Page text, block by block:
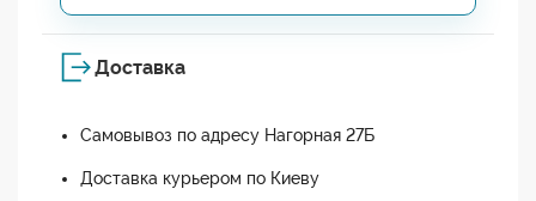
Доставка
Самовывоз по адресу Нагорная 27Б
Доставка курьером по Киеву